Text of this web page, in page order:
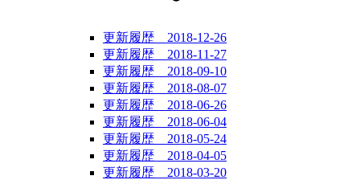
更新履歴 2018-12-26
更新履歴 2018-11-27
更新履歴 2018-09-10
更新履歴 2018-08-07
更新履歴 2018-06-26
更新履歴 2018-06-04
更新履歴 2018-05-24
更新履歴 2018-04-05
更新履歴 2018-03-20